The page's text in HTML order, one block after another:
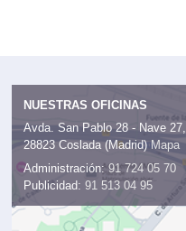
NUESTRAS OFICINAS
Avda. San Pablo 28 - Nave 27,
28823 Coslada (Madrid) Mapa
Administración: 91 724 05 70
Publicidad: 91 513 04 95